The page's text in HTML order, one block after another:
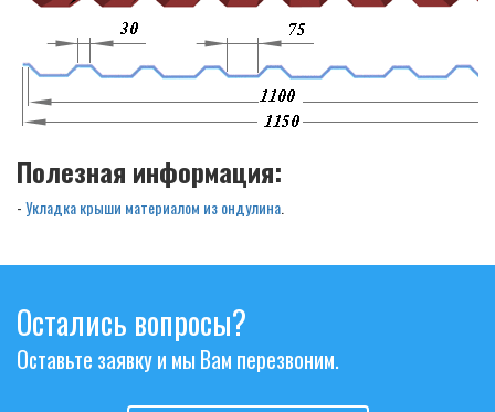
Полезная информация:
-Укладка крыши материалом из ондулина
Остались вопросы?
Оставьте заявку и мы Вам перезвоним.